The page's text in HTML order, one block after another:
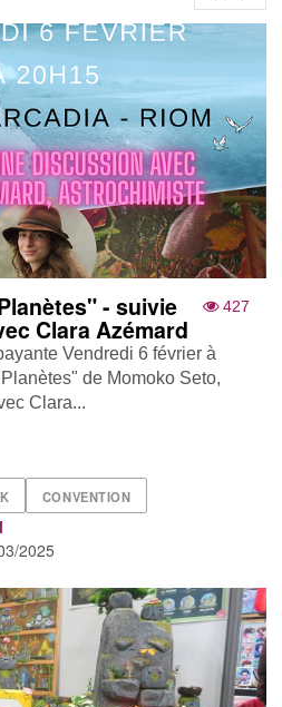
427
- suivie
Clara Azémard
Vendredi 6 février à
de Momoko Seto,
Clara...
CONVENTION
2025